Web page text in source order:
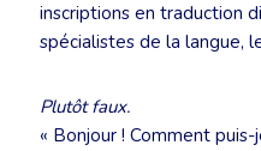
inscriptions en traduction
spécialistes de la langue,
Plutôt faux.
« Bonjour ! Comment puis-